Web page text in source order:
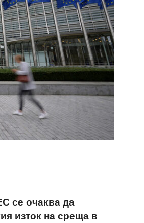
се очаква да
изток на среща в